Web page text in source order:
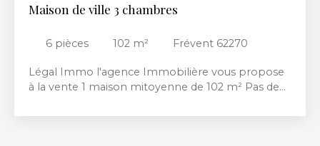
Maison de ville 3 chambres
6 pièces 102 m² Frévent 62270
Légal Immo l'agence Immobilière vous propose
à la vente 1 maison mitoyenne de 102 m² Pas de
maison) Hall d'entrée, salon, séjour, cuisine,